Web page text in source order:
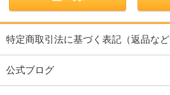
特定商取引法に基づく表記（返品など
公式ブログ